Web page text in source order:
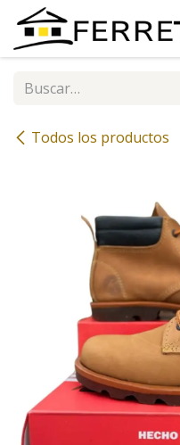
Ir al contenido
Todos los productos